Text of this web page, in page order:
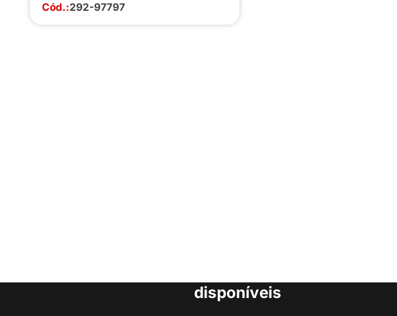
Cód.:292-97797
disponíveis